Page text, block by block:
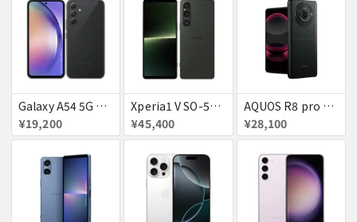
Galaxy A54 5G SC−23D docomo オーサムグラファイト 送料無料
¥19,200
Xperia1 V SO-51D docomo ブラック 送料無料
¥45,400
AQUOS R8 pro SoftBank 送料無料
¥28,100